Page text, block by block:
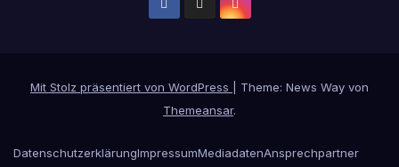
Mit Stolz präsentiert von WordPress
Theme: News Way von
Themeansar.
DatenschutzerklärungImpressumMediadatenAnsprechpartner